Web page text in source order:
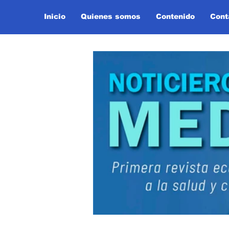
Inicio Quienes somos Contenido